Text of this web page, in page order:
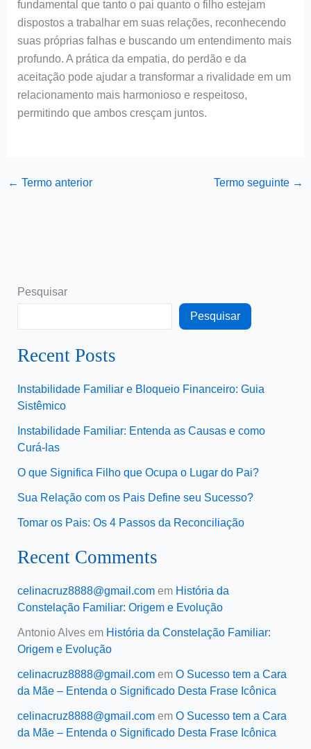
fundamental que tanto o pai quanto o filho estejam
dispostos a trabalhar em suas relações, reconhecendo
suas próprias falhas e buscando um entendimento mais
profundo. A prática da empatia, do perdão e da
aceitação pode ajudar a transformar a rivalidade em um
relacionamento mais harmonioso e respeitoso,
permitindo que ambos cresçam juntos.
← Termo anterior Termo seguinte →
Pesquisar
Pesquisar
Recent Posts
Instabilidade Familiar e Bloqueio Financeiro: Guia
Sistêmico
Instabilidade Familiar: Entenda as Causas e como
Curá-las
O que Significa Filho que Ocupa o Lugar do Pai?
Sua Relação com os Pais Define seu Sucesso?
Tomar os Pais: Os 4 Passos da Reconciliação
Recent Comments
celinacruz8888@gmail.comem História da
Constelação Familiar: Origem e Evolução
Antonio Alvesem História da Constelação Familiar:
Origem e Evolução
celinacruz8888@gmail.comem O Sucesso tem a Cara
da Mãe – Entenda o Significado Desta Frase Icônica
celinacruz8888@gmail.comem O Sucesso tem a Cara
da Mãe – Entenda o Significado Desta Frase Icônica